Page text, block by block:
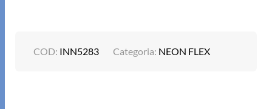
COD: INN5283 Categoria: NEON FLEX